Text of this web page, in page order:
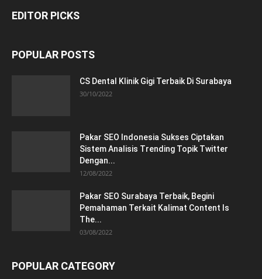
EDITOR PICKS
POPULAR POSTS
CS Dental Klinik Gigi Terbaik Di Surabaya
30/10/2022
Pakar SEO Indonesia Sukses Ciptakan
Sistem Analisis Trending Topik Twitter
Dengan...
12/08/2022
Pakar SEO Surabaya Terbaik, Begini
Pemahaman Terkait Kalimat Content Is
The...
03/08/2022
POPULAR CATEGORY